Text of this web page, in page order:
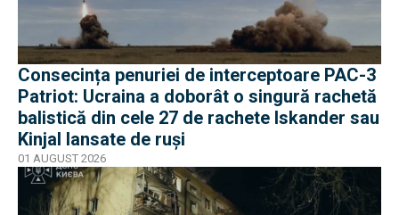
Consecința penuriei de interceptoare PAC-3
Patriot: Ucraina a doborât o singură rachetă
balistică din cele 27 de rachete Iskander sau
Kinjal lansate de ruși
01 AUGUST 2026